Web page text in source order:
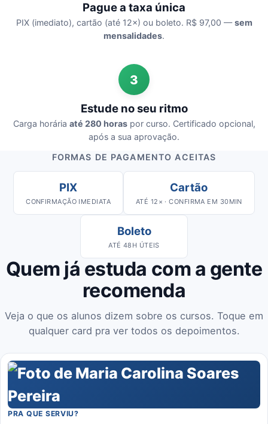
Pague a taxa única
PIX (imediato), cartão (até 12×) ou boleto. R$ 97,00 —sem
mensalidades.
3
Estude no seu ritmo
Carga horária até 280 horaspor curso. Certificado opcional,
após a sua aprovação.
FORMAS DE PAGAMENTO ACEITAS
PIX
CONFIRMAÇÃO IMEDIATA
Cartão
ATÉ 12× · CONFIRMA EM 30MIN
Boleto
ATÉ 48H ÚTEIS
Quem já estuda com a gente
recomenda
Veja o que os alunos dizem sobre os cursos. Toque em
qualquer card pra ver todos os depoimentos.
PRA QUE SERVIU?